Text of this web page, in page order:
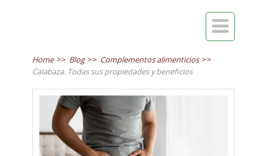

Home >> Blog >> Complementos alimenticios >>
Calabaza. Todas sus propiedades y beneficios